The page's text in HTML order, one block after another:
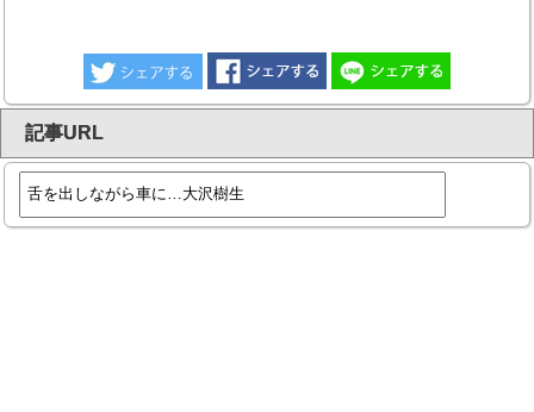
記事URL